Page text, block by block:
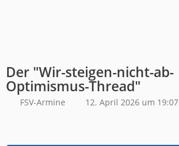
Der "Wir-steigen-nicht-ab-
Optimismus-Thread"
FSV-Armine 12. April 2026 um 19:07